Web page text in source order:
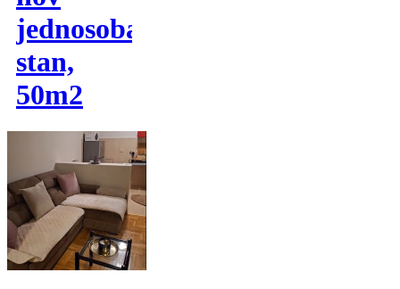
jednosoban
stan,
50m2